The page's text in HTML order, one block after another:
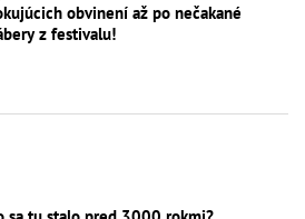
obvinení až po nečakané
z festivalu!